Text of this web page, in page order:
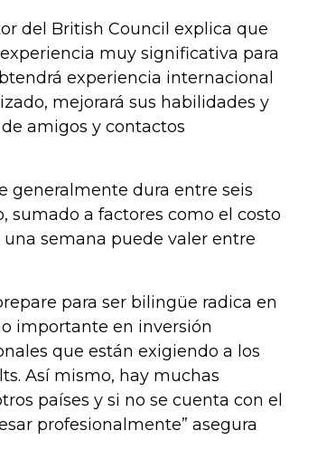
del British Council explica que
muy significativa para
experiencia internacional
mejorará sus habilidades y
amigos y contactos
generalmente dura entre seis
sumado a factores como el costo
semana puede valer entre
para ser bilingüe radica en
importante en inversión
que están exigiendo a los
Así mismo, hay muchas
países y si no se cuenta con el
profesionalmente” asegura